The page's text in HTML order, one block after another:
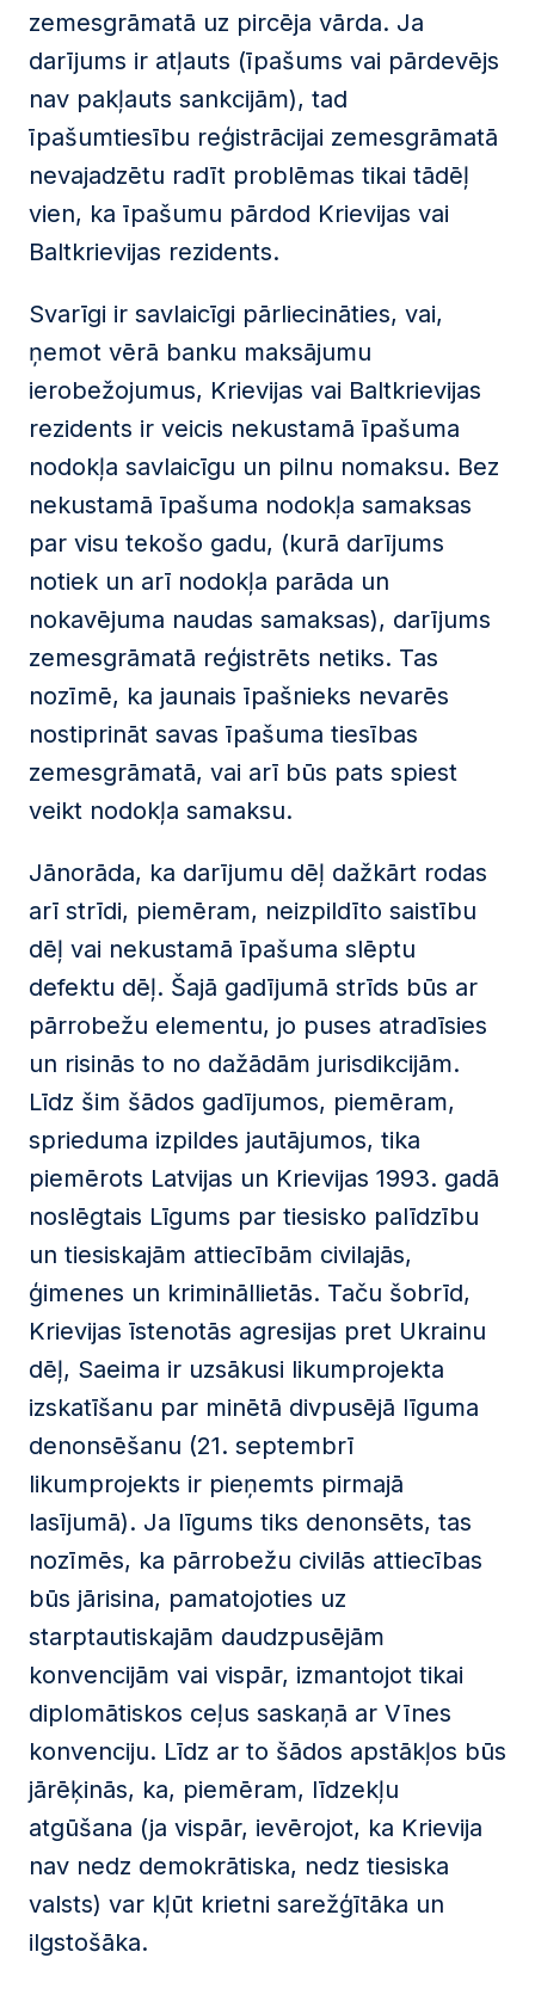
zemesgrāmatā uz pircēja vārda. Ja
darījums ir atļauts (īpašums vai pārdevējs
nav pakļauts sankcijām), tad
īpašumtiesību reģistrācijai zemesgrāmatā
nevajadzētu radīt problēmas tikai tādēļ
vien, ka īpašumu pārdod Krievijas vai
Baltkrievijas rezidents.
Svarīgi ir savlaicīgi pārliecināties, vai,
ņemot vērā banku maksājumu
ierobežojumus, Krievijas vai Baltkrievijas
rezidents ir veicis nekustamā īpašuma
nodokļa savlaicīgu un pilnu nomaksu. Bez
nekustamā īpašuma nodokļa samaksas
par visu tekošo gadu, (kurā darījums
notiek un arī nodokļa parāda un
nokavējuma naudas samaksas), darījums
zemesgrāmatā reģistrēts netiks. Tas
nozīmē, ka jaunais īpašnieks nevarēs
nostiprināt savas īpašuma tiesības
zemesgrāmatā, vai arī būs pats spiest
veikt nodokļa samaksu.
Jānorāda, ka darījumu dēļ dažkārt rodas
arī strīdi, piemēram, neizpildīto saistību
dēļ vai nekustamā īpašuma slēptu
defektu dēļ. Šajā gadījumā strīds būs ar
pārrobežu elementu, jo puses atradīsies
un risinās to no dažādām jurisdikcijām.
Līdz šim šādos gadījumos, piemēram,
sprieduma izpildes jautājumos, tika
piemērots Latvijas un Krievijas 1993. gadā
noslēgtais Līgums par tiesisko palīdzību
un tiesiskajām attiecībām civilajās,
ģimenes un krimināllietās. Taču šobrīd,
Krievijas īstenotās agresijas pret Ukrainu
dēļ, Saeima ir uzsākusi likumprojekta
izskatīšanu par minētā divpusējā līguma
denonsēšanu (21. septembrī
likumprojekts ir pieņemts pirmajā
lasījumā). Ja līgums tiks denonsēts, tas
nozīmēs, ka pārrobežu civilās attiecības
būs jārisina, pamatojoties uz
starptautiskajām daudzpusējām
konvencijām vai vispār, izmantojot tikai
diplomātiskos ceļus saskaņā ar Vīnes
konvenciju. Līdz ar to šādos apstākļos būs
jārēķinās, ka, piemēram, līdzekļu
atgūšana (ja vispār, ievērojot, ka Krievija
nav nedz demokrātiska, nedz tiesiska
valsts) var kļūt krietni sarežģītāka un
ilgstošāka.